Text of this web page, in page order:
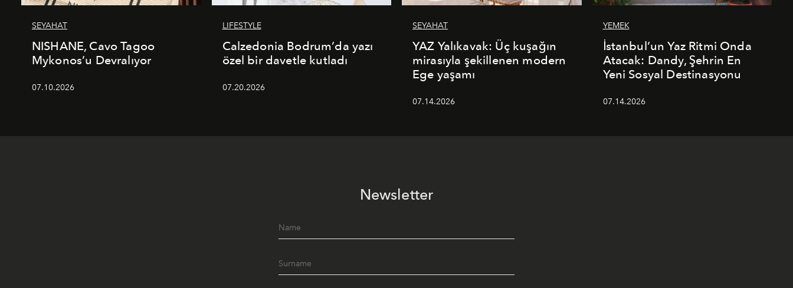
SEYAHAT
NISHANE, Cavo Tagoo
Mykonos’u Devralıyor
07.10.2026
LIFESTYLE
Calzedonia Bodrum’da yazı
özel bir davetle kutladı
07.20.2026
SEYAHAT
YAZ Yalıkavak: Üç kuşağın
mirasıyla şekillenen modern
Ege yaşamı
07.14.2026
YEMEK
İstanbul’un Yaz Ritmi Onda
Atacak: Dandy, Şehrin En
Yeni Sosyal Destinasyonu
07.14.2026
Newsletter